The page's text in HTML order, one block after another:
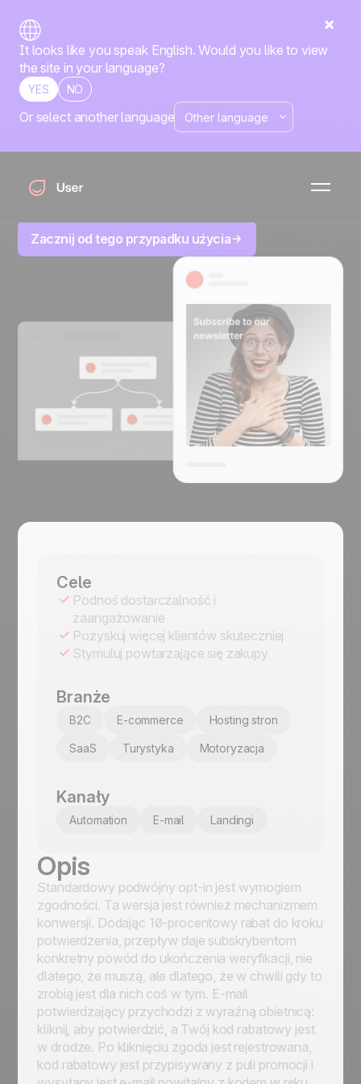
It looks like you speak English. Would you like to view
the site in your language?
YES NO
Or select another language
Podwójny opt-in z
rabat
Czystsze opt-iny, natychmiastowa nagroda, większe
Zacznij od tego przypadku użycia
Cele
Podnoś dostarczalność i
zaangażowanie
Pozyskuj więcej klientów skuteczniej
Stymuluj powtarzające się zakupy
Branże
B2C E-commerce Hosting stron
SaaS Turystyka Motoryzacja
Kanały
Automation E-mail Landingi
Opis
Standardowy podwójny opt-in jest wymogiem
zgodności. Ta wersja jest również mechanizmem
konwersji. Dodając 10-procentowy rabat do kroku
potwierdzenia, przepływ daje subskrybentom
konkretny powód do ukończenia weryfikacji, nie
dlatego, że muszą, ale dlatego, że w chwili gdy to
zrobią jest dla nich coś w tym. E-mail
potwierdzający przychodzi z wyraźną obietnicą:
kliknij, aby potwierdzić, a Twój kod rabatowy jest
w drodze. Po kliknięciu zgoda jest rejestrowana,
kod rabatowy jest przypisywany z puli promocji i